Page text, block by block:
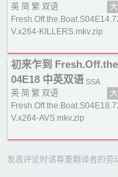
英 简 繁 双语
V.x264-KILLERS.mkv.zip
初来乍到
04E18 中英双语 SSA
英 简 繁 双语
V.x264-AVS.mkv.zip
发表评论时请尊重翻译者的劳